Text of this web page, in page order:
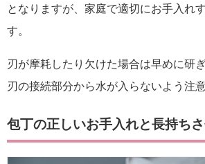
となりますが、家庭で適切にお手入れ
す。
刃が摩耗したり欠けた場合は早めに研
刃の接続部分から水が入らないよう注
包丁の正しいお手入れと長持ち